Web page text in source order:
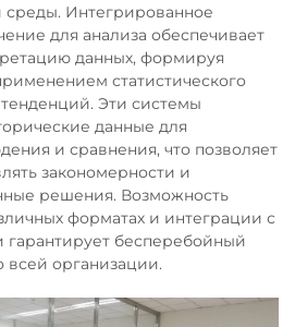
Интегрированное
для анализа обеспечивает
данных, формируя
статистического
Эти системы
данные для
и сравнения, что позволяет
закономерности и
решения. Возможность
форматах и интеграции с
бесперебойный
организации.